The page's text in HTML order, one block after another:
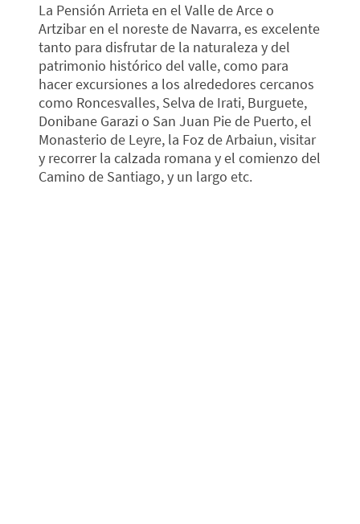
La Pensión Arrieta en el Valle de Arce o
Artzibar en el noreste de Navarra, es excelente
tanto para disfrutar de la naturaleza y del
patrimonio histórico del valle, como para
hacer excursiones a los alrededores cercanos
como Roncesvalles, Selva de Irati, Burguete,
Donibane Garazi o San Juan Pie de Puerto, el
Monasterio de Leyre, la Foz de Arbaiun, visitar
y recorrer la calzada romana y el comienzo del
Camino de Santiago, y un largo etc.